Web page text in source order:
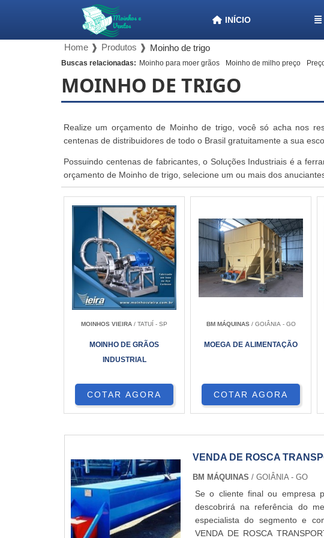
INÍCIO
Home ❱ Produtos ❱ Moinho de trigo
Buscas relacionadas: Moinho para moer grãos Moinho de milho preço
MOINHO DE TRIGO
Realize um orçamento de Moinho de trigo, você só acha nos
centenas de distribuidores de todo o Brasil gratuitamente a sua
Possuindo centenas de fabricantes, o Soluções Industriais é a
orçamento de Moinho de trigo, selecione um ou mais dos
MOINHOS VIEIRA / TATUÍ - SP
MOINHO DE GRÃOS
INDUSTRIAL
COTAR AGORA
BM MÁQUINAS/ GOIÂNIA - GO
MOEGA DE ALIMENTAÇÃO
COTAR AGORA
VENDA DE ROSCA
BM MÁQUINAS / GOIÂNIA - GO
Se o cliente final ou empresa
descobrirá na referência do
especialista do segmento e
VENDA DE ROSCA